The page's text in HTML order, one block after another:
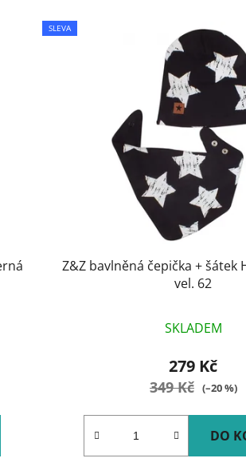
SLEVA
Z&Z bavlněná čepička + šátek
vel. 62
SKLADEM
279 Kč
349 Kč (–20 %)
DO